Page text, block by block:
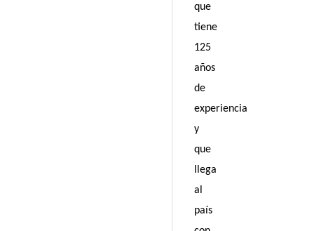
que
tiene
125
años
de
experiencia
y
que
llega
al
país